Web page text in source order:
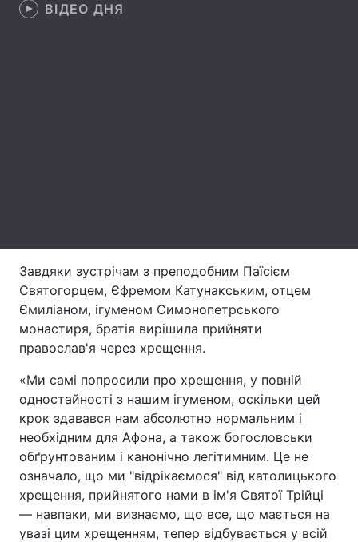
ВІДЕО ДНЯ
Завдяки зустрічам з преподобним Паїсієм
Святогорцем, Єфремом Катунакським, отцем
Ємиліаном, ігуменом Симонопетрського
монастиря, братія вирішила прийняти
православ'я через хрещення.
«Ми самі попросили про хрещення, у повній
одностайності з нашим ігуменом, оскільки цей
крок здавався нам абсолютно нормальним і
необхідним для Афона, а також богословськи
обґрунтованим і канонічно легітимним. Це не
означало, що ми "відрікаємося" від католицького
хрещення, прийнятого нами в ім'я Святої Трійці
— навпаки, ми визнаємо, що все, що мається на
увазі цим хрещенням, тепер відбувається у всій